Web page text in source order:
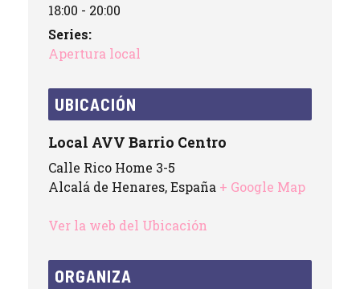
18:00 - 20:00
Series:
Apertura local
UBICACIÓN
Local AVV Barrio Centro
Calle Rico Home 3-5
Alcalá de Henares,España + Google Map
Ver la web del Ubicación
ORGANIZA